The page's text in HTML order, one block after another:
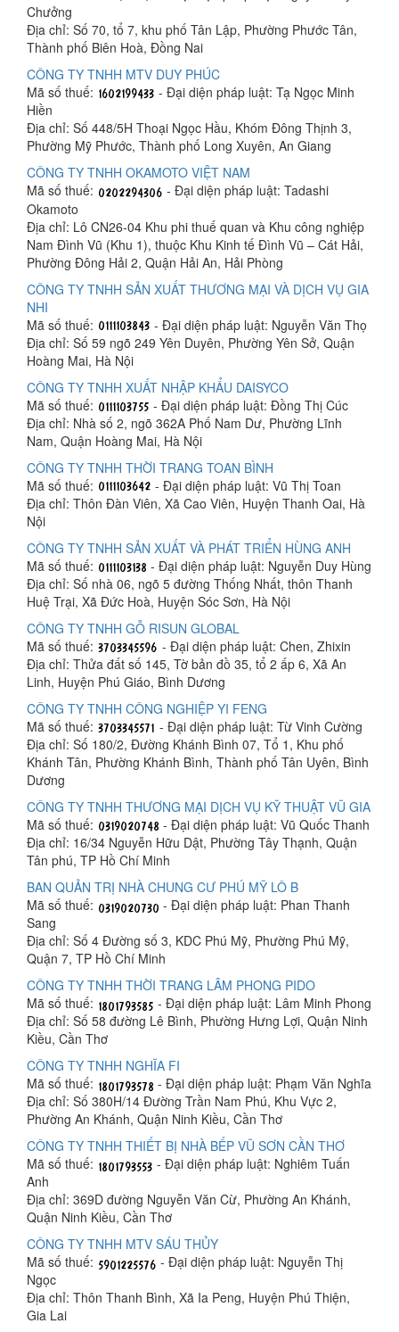
Chưởng
Địa chỉ: Số 70, tổ 7, khu phố Tân Lập, Phường Phước Tân,
Thành phố Biên Hoà, Đồng Nai
CÔNG TY TNHH MTV DUY PHÚC
Mã số thuế:
- Đại diện pháp luật: Tạ Ngọc Minh
Hiền
Địa chỉ: Số 448/5H Thoại Ngọc Hầu, Khóm Đông Thịnh 3,
Phường Mỹ Phước, Thành phố Long Xuyên, An Giang
CÔNG TY TNHH OKAMOTO VIỆT NAM
Mã số thuế:
- Đại diện pháp luật: Tadashi
Okamoto
Địa chỉ: Lô CN26-04 Khu phi thuế quan và Khu công nghiệp
Nam Đình Vũ (Khu 1), thuộc Khu Kinh tế Đình Vũ – Cát Hải,
Phường Đông Hải 2, Quận Hải An, Hải Phòng
CÔNG TY TNHH SẢN XUẤT THƯƠNG MẠI VÀ DỊCH VỤ GIA
NHI
Mã số thuế:
- Đại diện pháp luật: Nguyễn Văn Thọ
Địa chỉ: Số 59 ngõ 249 Yên Duyên, Phường Yên Sở, Quận
Hoàng Mai, Hà Nội
CÔNG TY TNHH XUẤT NHẬP KHẨU DAISYCO
Mã số thuế:
- Đại diện pháp luật: Đồng Thị Cúc
Địa chỉ: Nhà số 2, ngõ 362A Phố Nam Dư, Phường Lĩnh
Nam, Quận Hoàng Mai, Hà Nội
CÔNG TY TNHH THỜI TRANG TOAN BÌNH
Mã số thuế:
- Đại diện pháp luật: Vũ Thị Toan
Địa chỉ: Thôn Đàn Viên, Xã Cao Viên, Huyện Thanh Oai, Hà
Nội
CÔNG TY TNHH SẢN XUẤT VÀ PHÁT TRIỂN HÙNG ANH
Mã số thuế:
- Đại diện pháp luật: Nguyễn Duy Hùng
Địa chỉ: Số nhà 06, ngõ 5 đường Thống Nhất, thôn Thanh
Huệ Trại, Xã Đức Hoà, Huyện Sóc Sơn, Hà Nội
CÔNG TY TNHH GỖ RISUN GLOBAL
Mã số thuế:
- Đại diện pháp luật: Chen, Zhixin
Địa chỉ: Thửa đất số 145, Tờ bản đồ 35, tổ 2 ấp 6, Xã An
Linh, Huyện Phú Giáo, Bình Dương
CÔNG TY TNHH CÔNG NGHIỆP YI FENG
Mã số thuế:
- Đại diện pháp luật: Từ Vinh Cường
Địa chỉ: Số 180/2, Đường Khánh Bình 07, Tổ 1, Khu phố
Khánh Tân, Phường Khánh Bình, Thành phố Tân Uyên, Bình
Dương
CÔNG TY TNHH THƯƠNG MẠI DỊCH VỤ KỸ THUẬT VŨ GIA
Mã số thuế:
- Đại diện pháp luật: Vũ Quốc Thanh
Địa chỉ: 16/34 Nguyễn Hữu Dật, Phường Tây Thạnh, Quận
Tân phú, TP Hồ Chí Minh
BAN QUẢN TRỊ NHÀ CHUNG CƯ PHÚ MỸ LÔ B
Mã số thuế:
- Đại diện pháp luật: Phan Thanh
Sang
Địa chỉ: Số 4 Đường số 3, KDC Phú Mỹ, Phường Phú Mỹ,
Quận 7, TP Hồ Chí Minh
CÔNG TY TNHH THỜI TRANG LÂM PHONG PIDO
Mã số thuế:
- Đại diện pháp luật: Lâm Minh Phong
Địa chỉ: Số 58 đường Lê Bình, Phường Hưng Lợi, Quận Ninh
Kiều, Cần Thơ
CÔNG TY TNHH NGHĨA FI
Mã số thuế:
- Đại diện pháp luật: Phạm Văn Nghĩa
Địa chỉ: Số 380H/14 Đường Trần Nam Phú, Khu Vực 2,
Phường An Khánh, Quận Ninh Kiều, Cần Thơ
CÔNG TY TNHH THIẾT BỊ NHÀ BẾP VŨ SƠN CẦN THƠ
Mã số thuế:
- Đại diện pháp luật: Nghiêm Tuấn
Anh
Địa chỉ: 369D đường Nguyễn Văn Cừ, Phường An Khánh,
Quận Ninh Kiều, Cần Thơ
CÔNG TY TNHH MTV SÁU THỦY
Mã số thuế:
- Đại diện pháp luật: Nguyễn Thị
Ngọc
Địa chỉ: Thôn Thanh Bình, Xã Ia Peng, Huyện Phú Thiện,
Gia Lai